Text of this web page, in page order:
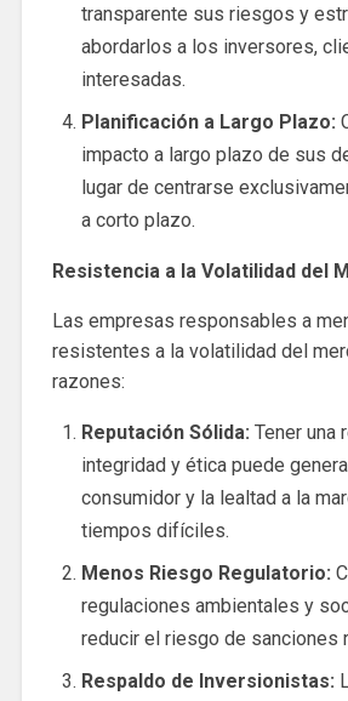
transparente sus riesgos y
abordarlos a los inversores,
interesadas.
Planificación a Largo Plazo:
impacto a largo plazo de sus
lugar de centrarse
a corto plazo.
Resistencia a la Volatilidad del
Las empresas responsables a
resistentes a la volatilidad del
razones:
Reputación Sólida: Tener una
integridad y ética puede
consumidor y la lealtad a la
tiempos difíciles.
Menos Riesgo Regulatorio:
regulaciones ambientales y
reducir el riesgo de sanciones
Respaldo de Inversionistas: